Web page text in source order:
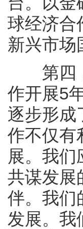
球经济合
新兴市场
第四，
作开展5
逐步形成
作不仅有
展。我
共谋发展
伴。我们
发展。我